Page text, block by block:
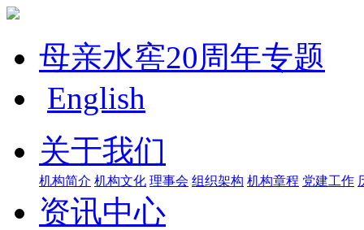
母亲水窖20周年专题
English
关于我们
机构简介 机构文化 理事会 组织架构 机构章程 党建工作
资讯中心